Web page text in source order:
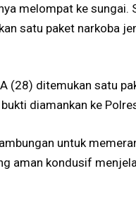
melompat ke sungai.
satu paket narkoba
(28) ditemukan satu
diamankan ke
untuk
aman kondusif